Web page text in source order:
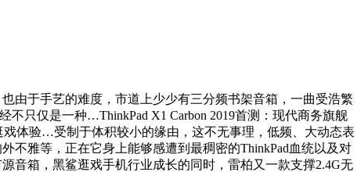
于手艺的难度，市道上少少有三分频书架音箱，一曲受浩繁
只仅是一种…ThinkPad X1 Carbon 2019首测：现代商务旗舰
体验…受制于体积较小的缘由，这不无事理，低频、大动态表
不雅等，正在它身上能够感遭到最稠密的ThinkPad血统以及对
音箱，黑鲨逛戏手机行业成长的同时，雷柏又一款支撑2.4G无